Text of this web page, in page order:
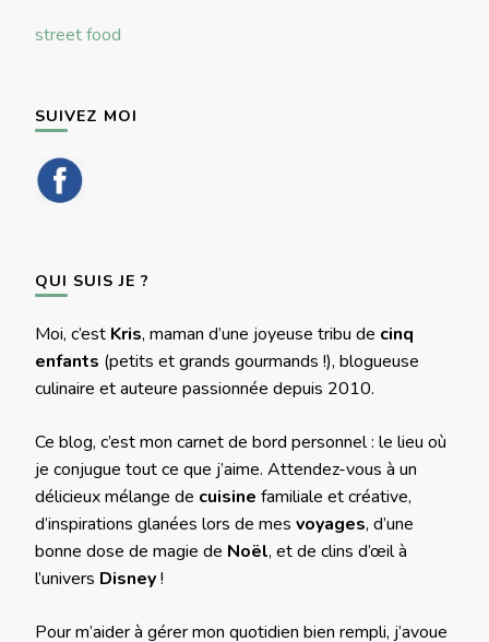
street food
SUIVEZ MOI
QUI SUIS JE ?
Moi, c’est Kris, maman d’une joyeuse tribu de cinq
enfants (petits et grands gourmands !), blogueuse
culinaire et auteure passionnée depuis 2010.
Ce blog, c’est mon carnet de bord personnel : le lieu où
je conjugue tout ce que j’aime. Attendez-vous à un
délicieux mélange de cuisine familiale et créative,
d’inspirations glanées lors de mes voyages, d’une
bonne dose de magie de Noël, et de clins d’œil à
l’univers Disney!
Pour m’aider à gérer mon quotidien bien rempli, j’avoue